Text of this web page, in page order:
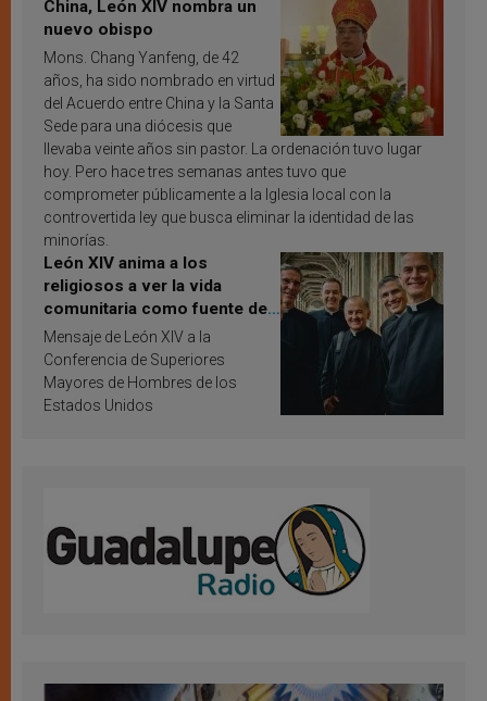
China, León XIV nombra un
nuevo obispo
Mons. Chang Yanfeng, de 42
años, ha sido nombrado en virtud
del Acuerdo entre China y la Santa
Sede para una diócesis que
llevaba veinte años sin pastor. La ordenación tuvo lugar
hoy. Pero hace tres semanas antes tuvo que
comprometer públicamente a la Iglesia local con la
controvertida ley que busca eliminar la identidad de las
minorías.
León XIV anima a los
religiosos a ver la vida
comunitaria como fuente de
inspiración y santificación
Mensaje de León XIV a la
Conferencia de Superiores
Mayores de Hombres de los
Estados Unidos